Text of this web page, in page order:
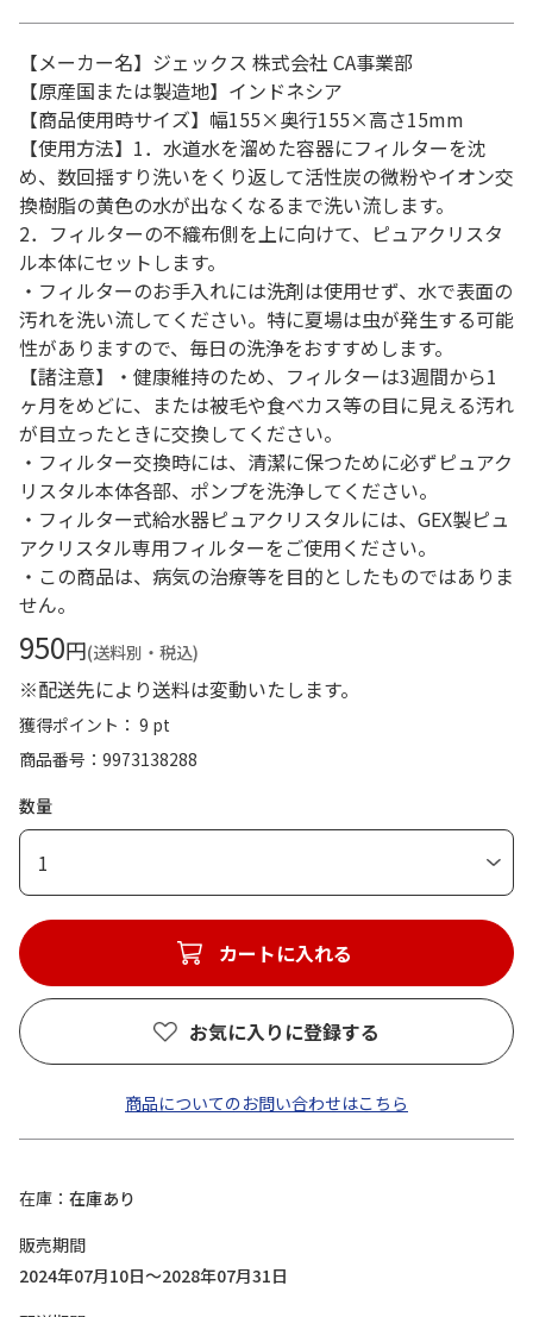
【メーカー名】ジェックス 株式会社 CA事業部
【原産国または製造地】インドネシア
【商品使用時サイズ】幅155×奥行155×高さ15mm
【使用方法】1．水道水を溜めた容器にフィルターを沈
め、数回揺すり洗いをくり返して活性炭の微粉やイオン交
換樹脂の黄色の水が出なくなるまで洗い流します。
2．フィルターの不織布側を上に向けて、ピュアクリスタ
ル本体にセットします。
・フィルターのお手入れには洗剤は使用せず、水で表面の
汚れを洗い流してください。特に夏場は虫が発生する可能
性がありますので、毎日の洗浄をおすすめします。
【諸注意】・健康維持のため、フィルターは3週間から1
ヶ月をめどに、または被毛や食べカス等の目に見える汚れ
が目立ったときに交換してください。
・フィルター交換時には、清潔に保つために必ずピュアク
リスタル本体各部、ポンプを洗浄してください。
・フィルター式給水器ピュアクリスタルには、GEX製ピュ
アクリスタル専用フィルターをご使用ください。
・この商品は、病気の治療等を目的としたものではありま
せん。
950円(送料別・税込)
※配送先により送料は変動いたします。
獲得ポイント： 9 pt
商品番号
9973138288
数量
1
カートに入れる
お気に入りに登録する
商品についてのお問い合わせはこちら
在庫
在庫あり
販売期間
2024年07月10日～2028年07月31日